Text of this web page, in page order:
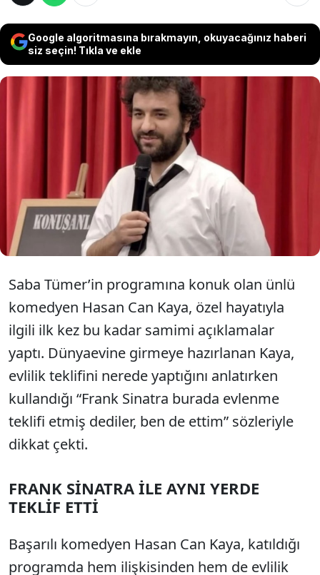
Google algoritmasına bırakmayın, okuyacağınız haberi
siz seçin! Tıkla ve ekle
Ünlü komedyen Hasan Can Kaya, Saba
Tümer’in programında özel hayatına dair
dikkat çeken açıklamalarda bulundu. Evlilik
teklifini Beverly Hills Hotel’de yaptığını
söyleyen Kaya’nın sözleri merak uyandırdı.
Saba Tümer’in programına konuk olan ünlü
komedyen Hasan Can Kaya, özel hayatıyla
ilgili ilk kez bu kadar samimi açıklamalar
yaptı. Dünyaevine girmeye hazırlanan Kaya,
evlilik teklifini nerede yaptığını anlatırken
kullandığı “Frank Sinatra burada evlenme
teklifi etmiş dediler, ben de ettim” sözleriyle
dikkat çekti.
FRANK SİNATRA İLE AYNI YERDE
TEKLİF ETTİ
Başarılı komedyen Hasan Can Kaya, katıldığı
programda hem ilişkisinden hem de evlilik